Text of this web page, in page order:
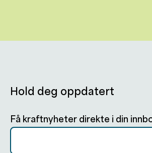
Hold deg oppdatert
Få kraftnyheter direkte i din